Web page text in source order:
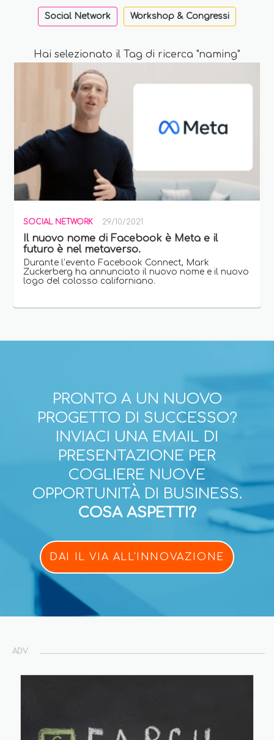
Social Network Workshop & Congressi
Hai selezionato il Tag di ricerca "naming"
SOCIAL NETWORK 29/10/2021
Il nuovo nome di Facebook è Meta e il
futuro è nel metaverso.
Durante l’evento Facebook Connect, Mark
Zuckerberg ha annunciato il nuovo nome e il nuovo
logo del colosso californiano.
PRONTO A UN NUOVO
PROGETTO DI SUCCESSO?
INVIACI UNA EMAIL DI
PRESENTAZIONE PER
COGLIERE NUOVE
OPPORTUNITÀ DI BUSINESS.
COSA ASPETTI?
DAI IL VIA ALL'INNOVAZIONE
ADV